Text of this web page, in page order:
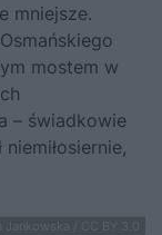
mniejsze.
mostem w
– świadkowie